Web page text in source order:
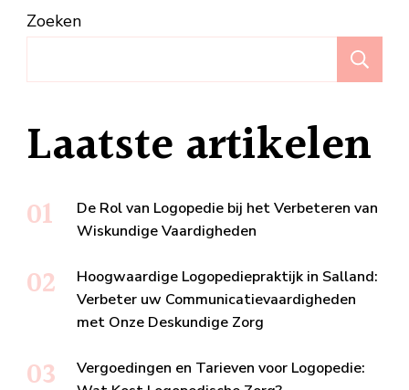
Zoeken
Laatste artikelen
De Rol van Logopedie bij het Verbeteren van
Wiskundige Vaardigheden
Hoogwaardige Logopediepraktijk in Salland:
Verbeter uw Communicatievaardigheden
met Onze Deskundige Zorg
Vergoedingen en Tarieven voor Logopedie: